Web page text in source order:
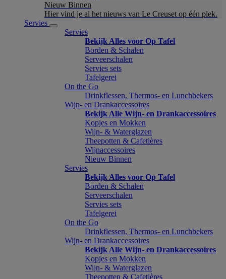
Nieuw Binnen
Hier vind je al het nieuws van Le Creuset op één plek.
Servies
Servies
Bekijk Alles voor Op Tafel
Borden & Schalen
Serveerschalen
Servies sets
Tafelgerei
On the Go
Drinkflessen, Thermos- en Lunchbekers
Wijn- en Drankaccessoires
Bekijk Alle Wijn- en Drankaccessoires
Kopjes en Mokken
Wijn- & Waterglazen
Theepotten & Cafetières
Wijnaccessoires
Nieuw Binnen
Servies
Bekijk Alles voor Op Tafel
Borden & Schalen
Serveerschalen
Servies sets
Tafelgerei
On the Go
Drinkflessen, Thermos- en Lunchbekers
Wijn- en Drankaccessoires
Bekijk Alle Wijn- en Drankaccessoires
Kopjes en Mokken
Wijn- & Waterglazen
Theepotten & Cafetières